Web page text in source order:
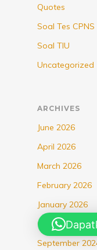
Quotes
Soal Tes CPNS
Soal TIU
Uncategorized
ARCHIVES
June 2026
April 2026
March 2026
February 2026
January 2026
October 2025
September